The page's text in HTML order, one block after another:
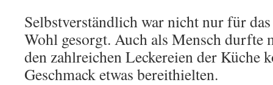
Selbstverständlich war nicht nur für
Wohl gesorgt. Auch als Mensch durfte
den zahlreichen Leckereien der Küche
Geschmack etwas bereithielten.